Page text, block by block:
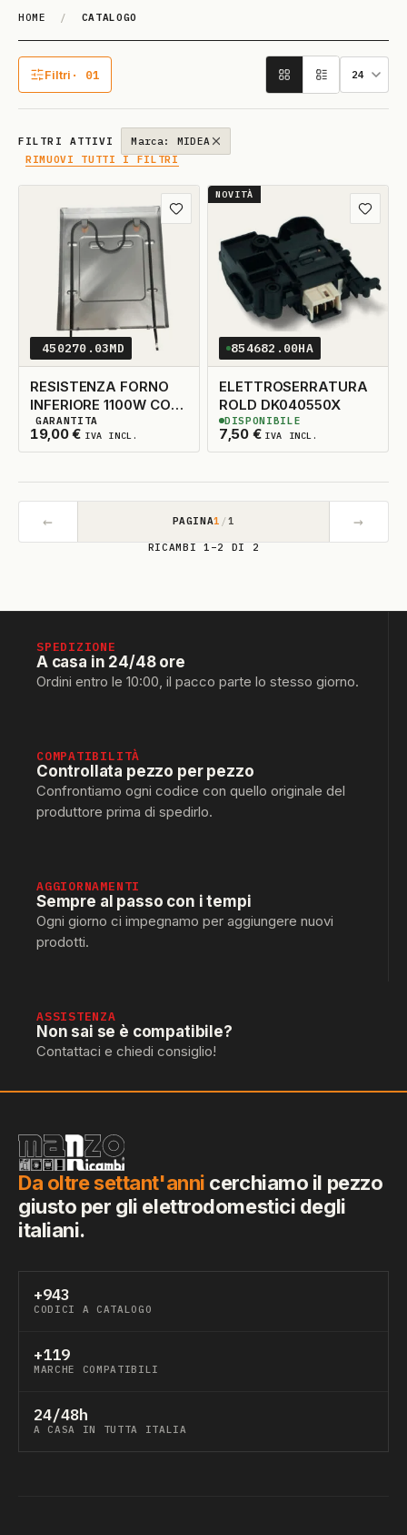
HOME / CATALOGO
Catalogo
Filtri · 01
1 filtro attivo
FILTRI ATTIVI
Marca: MIDEA
RIMUOVI TUTTI I FILTRI
Aggiungi ai preferiti
450270.03MD
RESISTENZA FORNO
INFERIORE 1100W CON
CONTENITORE
SEKOM/MIDEA
19,00€ IVA INCL.
8DISPONIBILI
GARANTITA
NOVITÀ
854682.00HA
ELETTROSERRATURA
ROLD DK040550X
7,50 € IVA INCL.
2DISPONIBILI
DISPONIBILE
← PAGINA1 /1 →
RICAMBI 1–2 DI 2
SPEDIZIONE
A casa in 24/48 ore
Ordini entro le 10:00, il pacco parte lo stesso giorno.
COMPATIBILITÀ
Controllata pezzo per pezzo
Confrontiamo ogni codice con quello originale del
produttore prima di spedirlo.
AGGIORNAMENTI
Sempre al passo con i tempi
Ogni giorno ci impegnamo per aggiungere nuovi
prodotti.
ASSISTENZA
Non sai se è compatibile?
Contattaci e chiedi consiglio!
Da oltre settant'anni cerchiamo il pezzo
giusto per gli elettrodomestici degli
italiani.
+943
CODICI A CATALOGO
+119
MARCHE COMPATIBILI
24/48h
A CASA IN TUTTA ITALIA